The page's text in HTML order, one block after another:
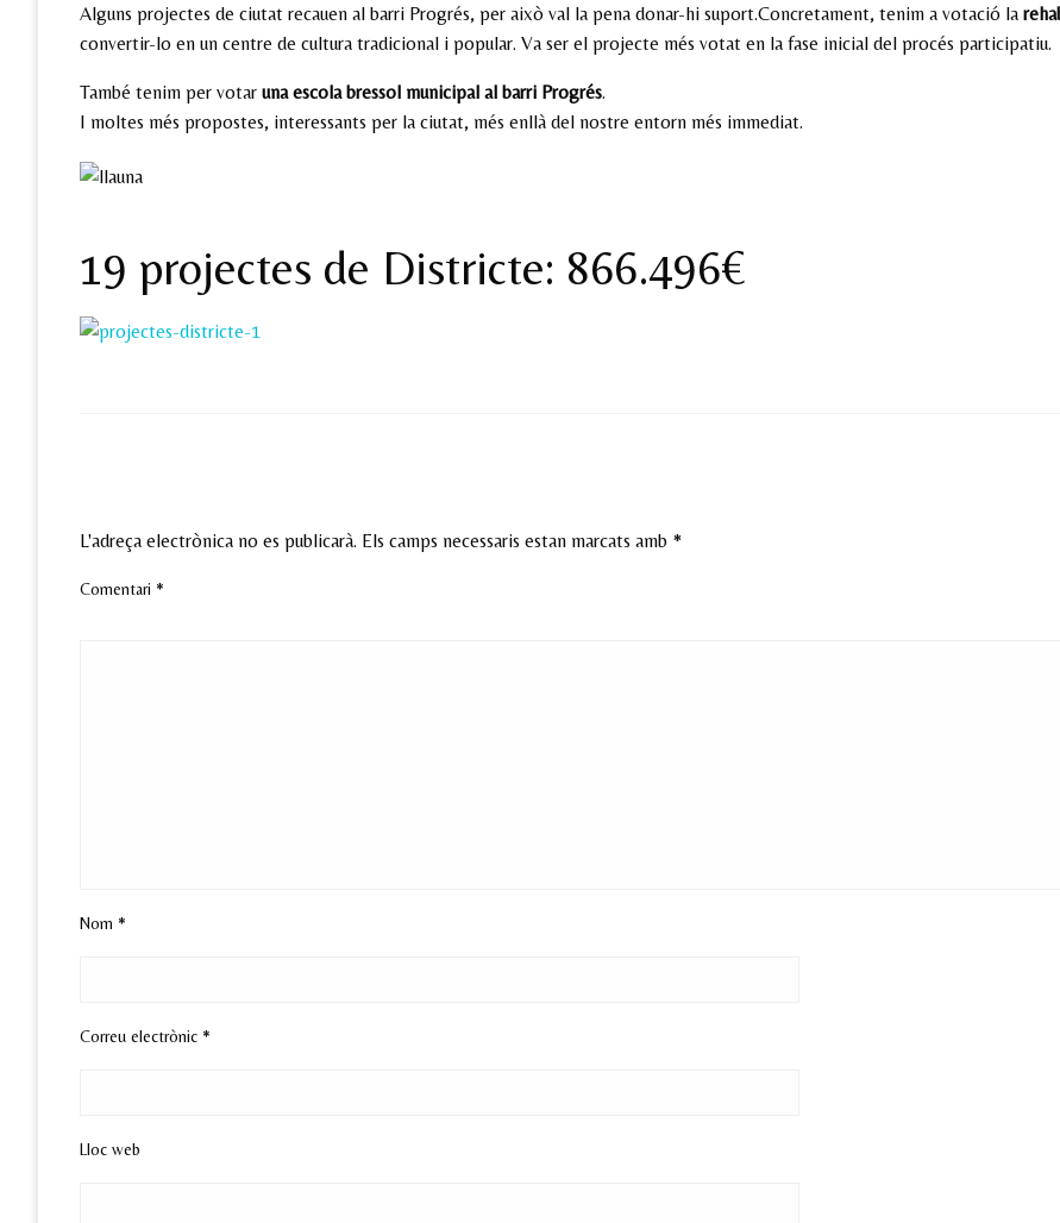
Alguns projectes de ciutat recauen al barri Progrés, per això val la pena donar-hi suport.Concretament, tenim a votació la
convertir-lo en un centre de cultura tradicional i popular. Va ser el projecte més votat en la fase inicial del procés participatiu.
També tenim per votar una escola bressol municipal al barri Progrés.
I moltes més propostes, interessants per la ciutat, més enllà del nostre entorn més immediat.
19 projectes de Districte: 866.496€
L'adreça electrònica no es publicarà. Els camps necessaris estan marcats amb *
Comentari *
Nom *
Correu electrònic *
Lloc web